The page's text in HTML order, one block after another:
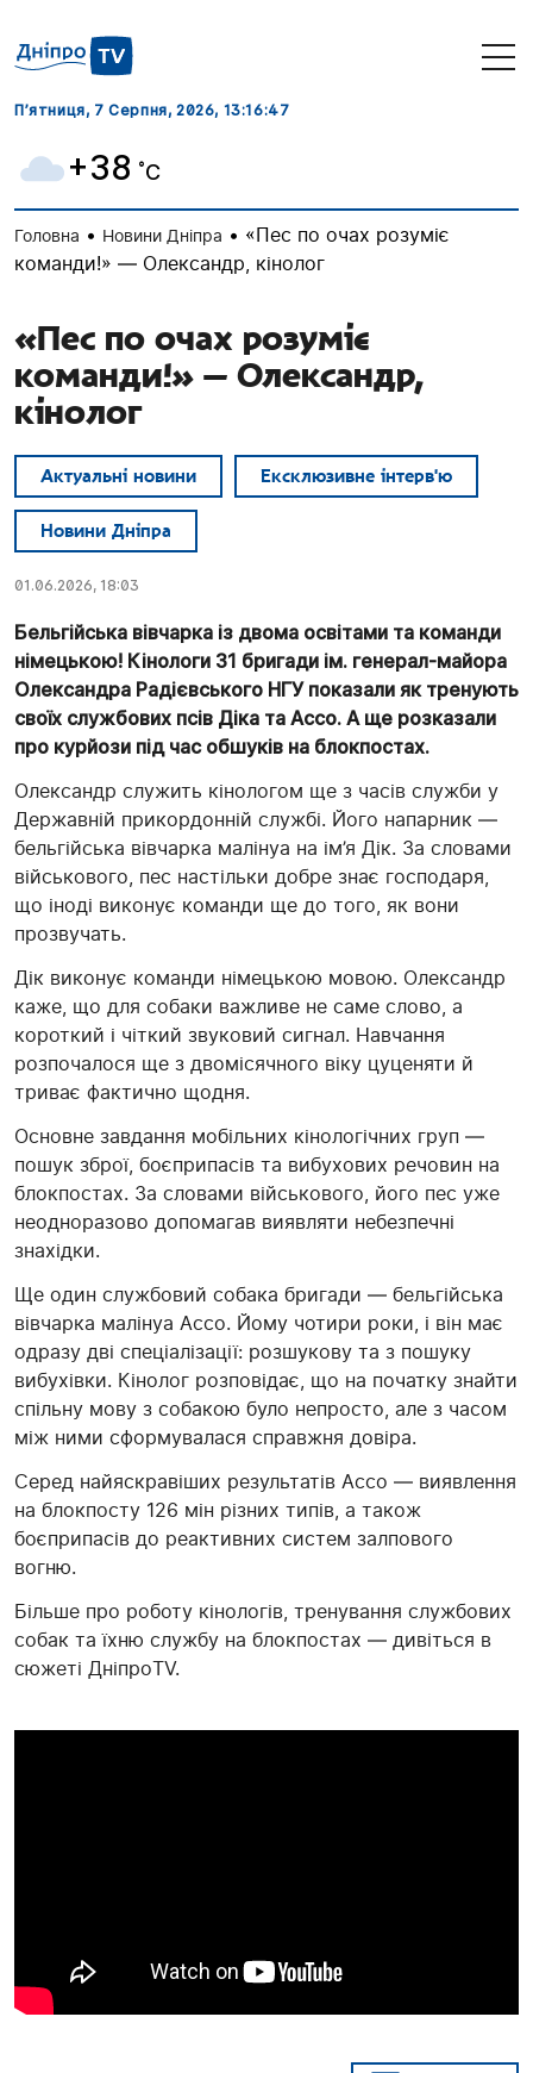
П’ятниця, 7 Серпня, 2026, 13:16:48
+38 ˚C
Головна • Новини Дніпра • «Пес по очах розуміє
команди!» — Олександр, кінолог
«Пес по очах розуміє
команди!» — Олександр,
кінолог
Актуальні новини Ексклюзивне інтерв'ю
Новини Дніпра
01.06.2026, 18:03
Бельгійська вівчарка із двома освітами та команди
німецькою! Кінологи 31 бригади ім. генерал-майора
Олександра Радієвського НГУ показали як тренують
своїх службових псів Діка та Ассо. А ще розказали
про курйози під час обшуків на блокпостах.
Олександр служить кінологом ще з часів служби у
Державній прикордонній службі. Його напарник —
бельгійська вівчарка малінуа на ім’я Дік. За словами
військового, пес настільки добре знає господаря,
що іноді виконує команди ще до того, як вони
прозвучать.
Дік виконує команди німецькою мовою. Олександр
каже, що для собаки важливе не саме слово, а
короткий і чіткий звуковий сигнал. Навчання
розпочалося ще з двомісячного віку цуценяти й
триває фактично щодня.
Основне завдання мобільних кінологічних груп —
пошук зброї, боєприпасів та вибухових речовин на
блокпостах. За словами військового, його пес уже
неодноразово допомагав виявляти небезпечні
знахідки.
Ще один службовий собака бригади — бельгійська
вівчарка малінуа Ассо. Йому чотири роки, і він має
одразу дві спеціалізації: розшукову та з пошуку
вибухівки. Кінолог розповідає, що на початку знайти
спільну мову з собакою було непросто, але з часом
між ними сформувалася справжня довіра.
Серед найяскравіших результатів Ассо — виявлення
на блокпосту 126 мін різних типів, а також
боєприпасів до реактивних систем залпового
вогню.
Більше про роботу кінологів, тренування службових
собак та їхню службу на блокпостах — дивіться в
сюжеті ДніпроTV.